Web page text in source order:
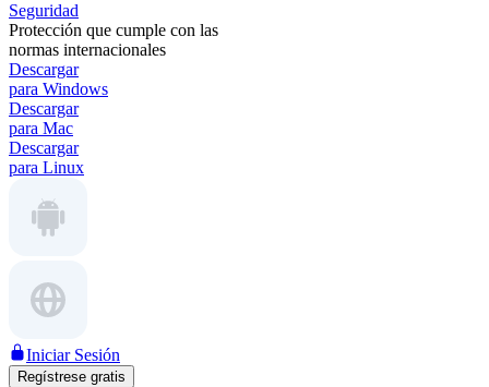
Seguridad
Protección que cumple con las
normas internacionales
Descargar
para Windows
Descargar
para Mac
Descargar
para Linux
Iniciar Sesión
Regístrese gratis